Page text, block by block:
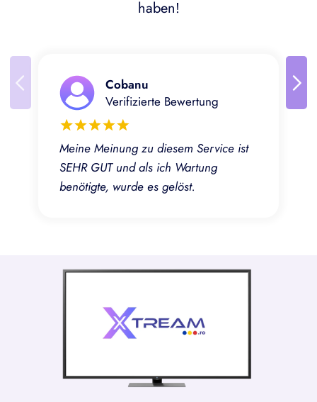
haben!
Cobanu
Verifizierte Bewertung
Meine Meinung zu diesem Service ist
SEHR GUT und als ich Wartung
benötigte, wurde es gelöst.